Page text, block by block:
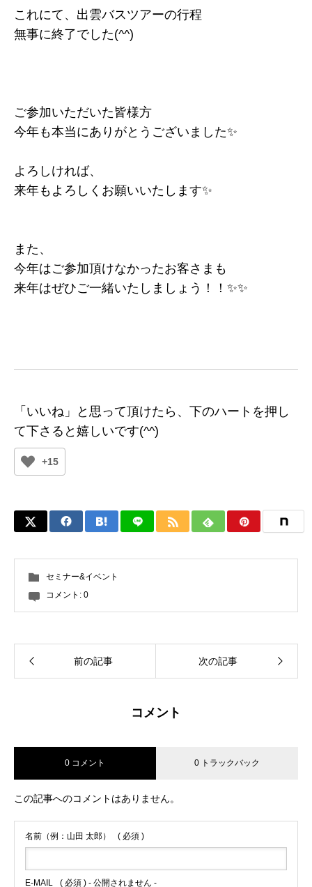
これにて、出雲バスツアーの行程
無事に終了でした(^^)
ご参加いただいた皆様方
今年も本当にありがとうございました✨
よろしければ、
来年もよろしくお願いいたします✨
また、
今年はご参加頂けなかったお客さまも
来年はぜひご一緒いたしましょう！！✨✨
「いいね」と思って頂けたら、下のハートを押し
て下さると嬉しいです(^^)
+15
セミナー&イベント
コメント: 0
前の記事 次の記事
コメント
0 コメント 0 トラックバック
この記事へのコメントはありません。
名前（例：山田 太郎） ( 必須 )
E-MAIL ( 必須 ) - 公開されません -